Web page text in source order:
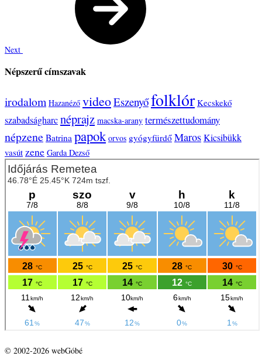
Next
Népszerű címszavak
irodalom Hazanéző videoEszenyőfolklór Kecskekő
szabadságharcnéprajz macska-arany természettudomány
népzene Batrina papok orvos gyógyfürdő MarosKicsibükk
vasút zene Garda Dezső
© 2002-2026 webGóbé